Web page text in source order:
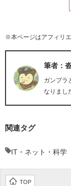
※本ページはアフィリ
筆者：
ガンプラ
なりまし
関連タグ
IT・ネット・科学
TOP